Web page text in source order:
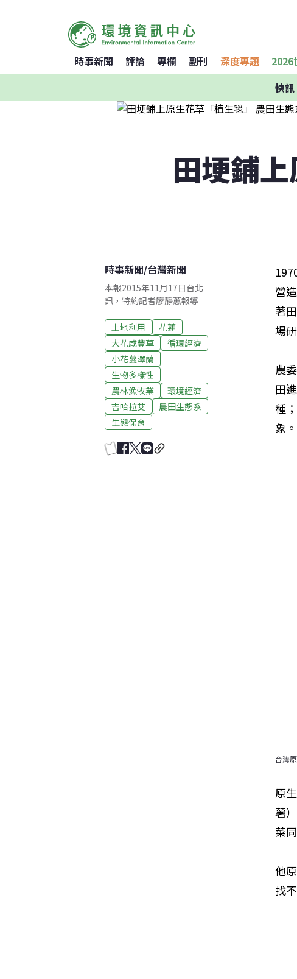
時事新聞 評論 專欄 副刊 深度專題 2026
快訊
田埂鋪
時事新聞/台灣新聞
本報2015年11月17日台北
訊，特約記者廖靜蕙報導
土地利用
花蓮
大花咸豐草
循環經濟
小花蔓澤蘭
生物多樣性
農林漁牧業
環境經濟
吉哈拉艾
農田生態系
生態保育
營
著
場
農
田
種
象。
台灣
原
薯
菜
他
找